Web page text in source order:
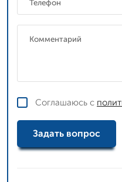
Соглашаюсь с
Задать вопрос